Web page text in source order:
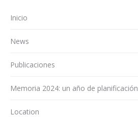
Inicio
News
Publicaciones
Memoria 2024: un año de planificación
Location